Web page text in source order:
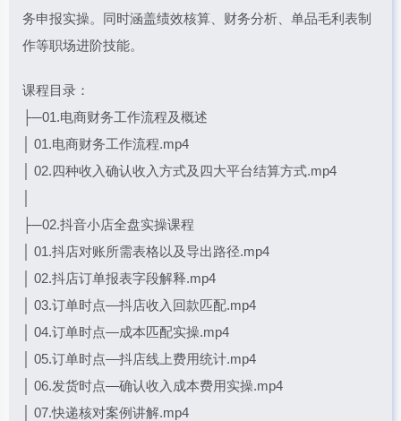
务申报实操。同时涵盖绩效核算、财务分析、单品毛利表制
作等职场进阶技能。
课程目录：
├─01.电商财务工作流程及概述
│ 01.电商财务工作流程.mp4
│ 02.四种收入确认收入方式及四大平台结算方式.mp4
├─02.抖音小店全盘实操课程
│ 01.抖店对账所需表格以及导出路径.mp4
│ 02.抖店订单报表字段解释.mp4
│ 03.订单时点—抖店收入回款匹配.mp4
│ 04.订单时点—成本匹配实操.mp4
│ 05.订单时点—抖店线上费用统计.mp4
│ 06.发货时点—确认收入成本费用实操.mp4
│ 07.快递核对案例讲解.mp4